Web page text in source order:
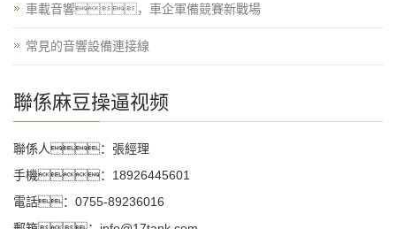
車載音響，車企軍備競賽新戰場
常見的音響設備連接線
聯係麻豆操逼视频
聯係人：張經理
手機：18926445601
電話：0755-89236016